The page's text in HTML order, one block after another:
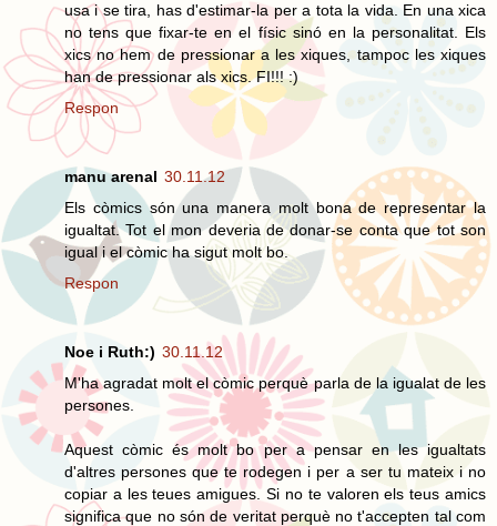
usa i se tira, has d'estimar-la per a tota la vida. En una xica
no tens que fixar-te en el físic sinó en la personalitat. Els
xics no hem de pressionar a les xiques, tampoc les xiques
han de pressionar als xics. FI!!! :)
Respon
manu arenal 30.11.12
Els còmics són una manera molt bona de representar la
igualtat. Tot el mon deveria de donar-se conta que tot son
igual i el còmic ha sigut molt bo.
Respon
Noe i Ruth:) 30.11.12
M'ha agradat molt el còmic perquè parla de la igualat de les
persones.
Aquest còmic és molt bo per a pensar en les igualtats
d'altres persones que te rodegen i per a ser tu mateix i no
copiar a les teues amigues. Si no te valoren els teus amics
significa que no són de veritat perquè no t'accepten tal com